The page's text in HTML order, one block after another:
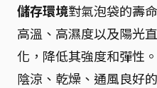
儲存環境對氣泡袋的壽
高溫、高濕度以及陽光
化，降低其強度和彈性
陰涼、乾燥、通風良好